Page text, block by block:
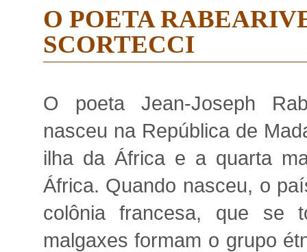
O POETA
SCORTECCI
O poeta Jean-Joseph
nasceu na República de
ilha da África e a quarta
África. Quando nasceu, o
colônia francesa, que se
malgaxes formam o grupo